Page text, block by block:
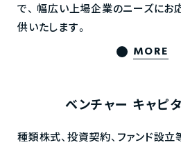
で、 幅広い上場企業のニーズにお
供いたします。
MORE
ベンチャー キャピ
種類株式、投資契約、ファンド設